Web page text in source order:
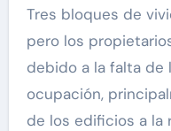
Tres bloques de
pero los
debido a la falta de
ocupación,
de los edificios a la